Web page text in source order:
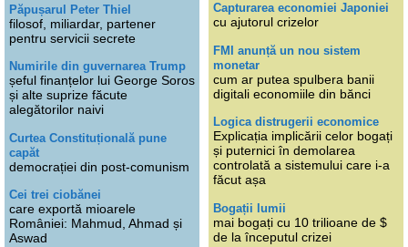
Păpușarul Peter Thiel
filosof, miliardar, partener
pentru servicii secrete
Numirile din guvernarea Trump
șeful finanțelor lui George Soros
și alte suprize făcute
alegătorilor naivi
Curtea Constituțională pune
capăt
democrației din post-comunism
Cei trei ciobănei
care exportă mioarele
României: Mahmud, Ahmad și
Aswad
Capturarea economiei Japoniei
cu ajutorul crizelor
FMI anunță un nou sistem
monetar
cum ar putea spulbera banii
digitali economiile din bănci
Logica distrugerii economice
Explicația implicării celor bogați
și puternici în demolarea
controlată a sistemului care i-a
făcut așa
Bogații lumii
mai bogați cu 10 trilioane de $
de la începutul crizei